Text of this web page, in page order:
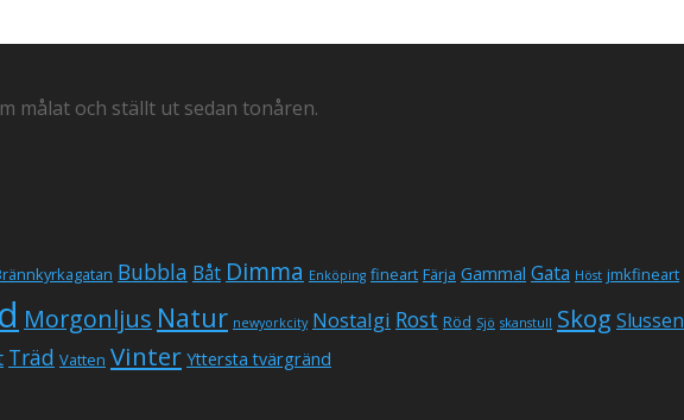
målat och ställt ut sedan tonåren.
Bubbla Båt Dimma Enköping fineart Färja Gammal Gata Höst jmkfineart
Morgonljus Natur newyorkcity Nostalgi Rost Röd Sjö skanstull Skog Slussen
Träd Vatten Vinter Yttersta tvärgränd